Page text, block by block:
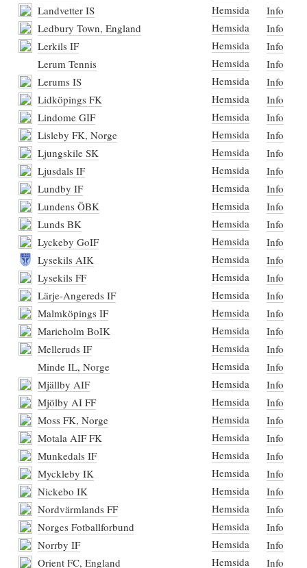
Landvetter IS
Hemsida
Info
Ledbury Town, England
Hemsida
Info
Lerkils IF
Hemsida
Info
Lerum Tennis
Hemsida
Info
Lerums IS
Hemsida
Info
Lidköpings FK
Hemsida
Info
Lindome GIF
Hemsida
Info
Lisleby FK, Norge
Hemsida
Info
Ljungskile SK
Hemsida
Info
Ljusdals IF
Hemsida
Info
Lundby IF
Hemsida
Info
Lundens ÖBK
Hemsida
Info
Lunds BK
Hemsida
Info
Lyckeby GoIF
Hemsida
Info
Lysekils AIK
Hemsida
Info
Lysekils FF
Hemsida
Info
Lärje-Angereds IF
Hemsida
Info
Malmköpings IF
Hemsida
Info
Marieholm BoIK
Hemsida
Info
Melleruds IF
Hemsida
Info
Minde IL, Norge
Hemsida
Info
Mjällby AIF
Hemsida
Info
Mjölby AI FF
Hemsida
Info
Moss FK, Norge
Hemsida
Info
Motala AIF FK
Hemsida
Info
Munkedals IF
Hemsida
Info
Myckleby IK
Hemsida
Info
Nickebo IK
Hemsida
Info
Nordvärmlands FF
Hemsida
Info
Norges Fotballforbund
Hemsida
Info
Norrby IF
Hemsida
Info
Orient FC, England
Hemsida Info